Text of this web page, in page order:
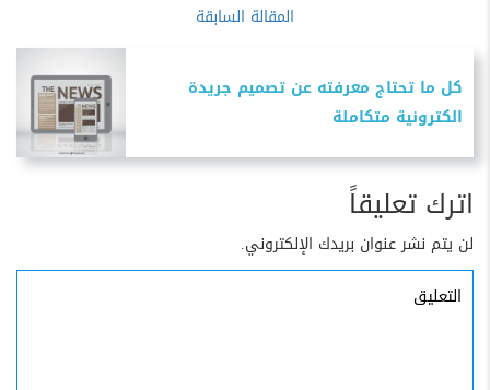
المقالة السابقة
كل ما تحتاج معرفته عن تصميم جريدة
الكترونية متكاملة
اترك تعليقاً
لن يتم نشر عنوان بريدك الإلكتروني.
التعليق